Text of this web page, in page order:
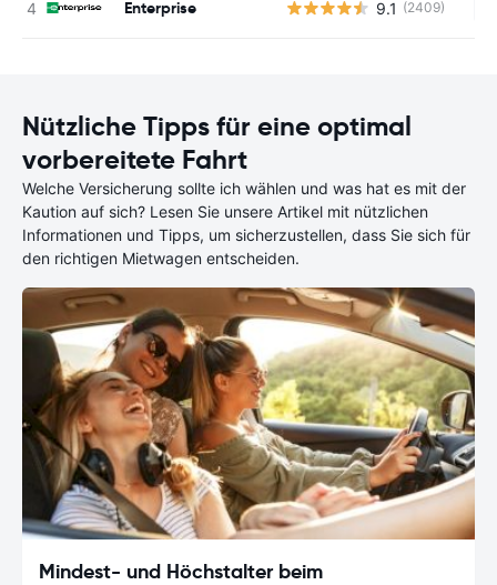
Enterprise 9.1 (2409)
Nützliche Tipps für eine optimal
vorbereitete Fahrt
Welche Versicherung sollte ich wählen und was hat es mit der
Kaution auf sich? Lesen Sie unsere Artikel mit nützlichen
Informationen und Tipps, um sicherzustellen, dass Sie sich für
den richtigen Mietwagen entscheiden.
Mindest- und Höchstalter beim